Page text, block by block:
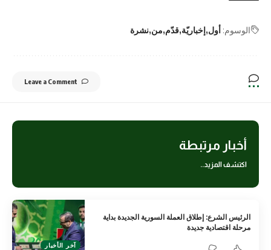
الوسوم: أول إخباريّة قدّم من نشرة
Leave a Comment
أخبار مرتبطة
اكتشف المزيد..
آخر الأخبار
الرئيس الشرع: إطلاق العملة السورية الجديدة بداية
مرحلة اقتصادية جديدة